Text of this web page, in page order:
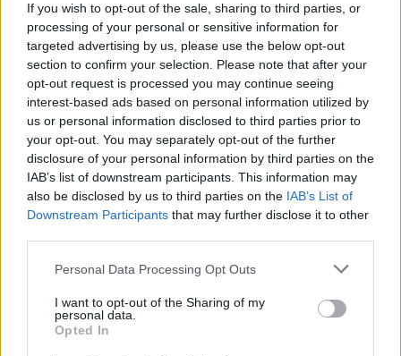
If you wish to opt-out of the sale, sharing to third parties, or
processing of your personal or sensitive information for
targeted advertising by us, please use the below opt-out
section to confirm your selection. Please note that after your
opt-out request is processed you may continue seeing
interest-based ads based on personal information utilized by
us or personal information disclosed to third parties prior to
your opt-out. You may separately opt-out of the further
disclosure of your personal information by third parties on the
IAB’s list of downstream participants. This information may
also be disclosed by us to third parties on the IAB’s List of
Downstream Participants that may further disclose it to other
Personal Data Processing Opt Outs
I want to opt-out of the Sharing of my
personal data.
Opted In
Rodyti daugiau žymių
Komentuoti po šiuo straipsniu
Komentuoti gali tik Lrytas registruoti vartotojai.
Prisijunkite prie registruotų vartotojų
bendruomenės ir bendraukite komentaruose!
Rodyti komentarus
Prisijungti komentatoriams